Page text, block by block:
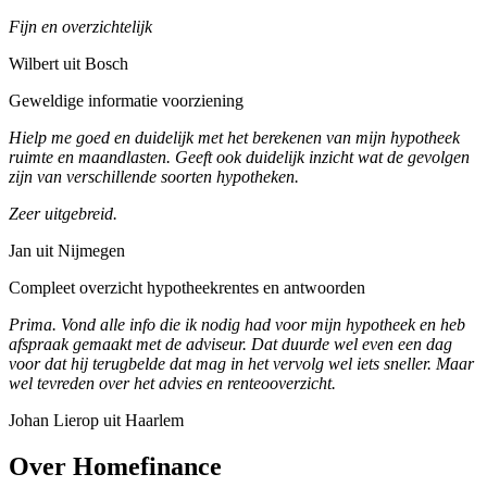
Fijn en overzichtelijk
Wilbert uit Bosch
Geweldige informatie voorziening
Hielp me goed en duidelijk met het berekenen van mijn hypotheek
ruimte en maandlasten. Geeft ook duidelijk inzicht wat de gevolgen
zijn van verschillende soorten hypotheken.
Zeer uitgebreid.
Jan uit Nijmegen
Compleet overzicht hypotheekrentes en antwoorden
Prima. Vond alle info die ik nodig had voor mijn hypotheek en heb
afspraak gemaakt met de adviseur. Dat duurde wel even een dag
voor dat hij terugbelde dat mag in het vervolg wel iets sneller. Maar
wel tevreden over het advies en renteooverzicht.
Johan Lierop uit Haarlem
Over Homefinance